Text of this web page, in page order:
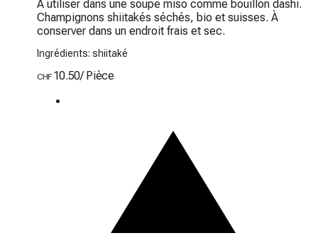
À utiliser dans une soupe miso comme bouillon dashi.
Champignons shiitakés séchés, bio et suisses. À
conserver dans un endroit frais et sec.
Ingrédients: shiitaké
CHF 10.50/ Pièce